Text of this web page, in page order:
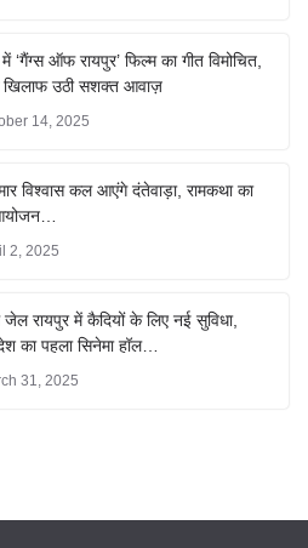
‘गैंग्स ऑफ रायपुर’ फिल्म का गीत विमोचित,
उठी सशक्त आवाज़
14, 2025
विश्वास कल आएंगे दंतेवाड़ा, रामकथा का
2, 2025
रायपुर में कैदियों के लिए नई सुविधा,
का पहला सिनेमा हॉल…
31, 2025